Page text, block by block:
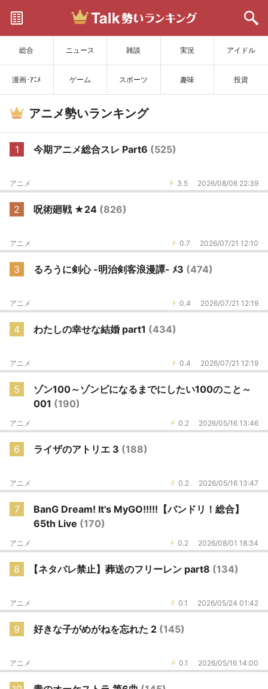
総合 ニュース 雑談 実況 アイドル
漫画･ｱﾆﾒ ゲーム スポーツ 趣味 投資
サイトを更新
アニメ勢いランキング
1 今期アニメ総合スレ Part6 (525)
3.5 2026/08/06 22:39
アニメ
2 呪術廻戦 ★24 (826)
0.7 2026/07/21 12:10
アニメ
3 るろうに剣心 -明治剣客浪漫譚- ﾒ3 (474)
0.4 2026/07/21 12:19
アニメ
4 わたしの幸せな結婚 part1 (434)
0.4 2026/07/21 12:19
アニメ
5
ゾン100～ゾンビになるまでにしたい100のこと～
001 (190)
0.2 2026/05/16 13:46
アニメ
6 ライザのアトリエ 3 (188)
0.2 2026/05/16 13:47
アニメ
7
BanG Dream! It's MyGO!!!!!【バンドリ！総合】
65th Live (170)
0.2 2026/08/01 18:34
アニメ
8 【ネタバレ禁止】葬送のフリーレン part8 (134)
0.1 2026/05/24 01:42
アニメ
9 好きな子がめがねを忘れた 2 (145)
0.1 2026/05/16 14:00
アニメ